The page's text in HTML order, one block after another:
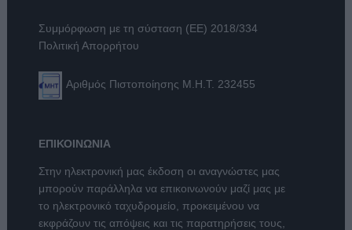
Συμμόρφωση με τη σύσταση (ΕΕ) 2018/334
Πολιτική Απορρήτου
Αριθμός Πιστοποίησης Μ.Η.Τ. 232455
ΕΠΙΚΟΙΝΩΝΙΑ
Στην ηλεκτρονική μας έκδοση οι αναγνώστες μας
μπορούν παράλληλα να επικοινωνούν μαζί μας με
το ηλεκτρονικό ταχυδρομείο, προκειμένου να
εκφράζουν τις απόψεις και τις παρατηρήσεις τους,